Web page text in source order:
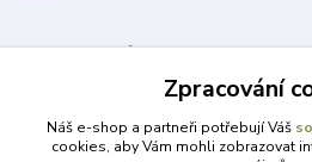
+420 777 315 999
Zpracování
Náš e-shop a partneři potřebují Váš
cookies, aby Vám mohli zobrazovat